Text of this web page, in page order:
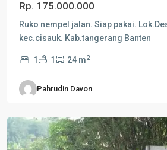
Rp. 175.000.000
Ruko nempel jalan. Siap pakai.
kec.cisauk. Kab.tangerang Banten
1 1 24 m2
Pahrudin Davon
Parung